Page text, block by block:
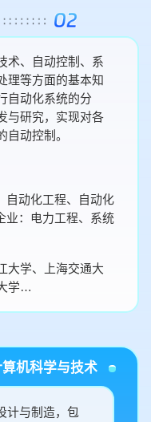
术、自动控制、系
理等方面的基本知
自动化系统的分
与研究，实现对各
自动控制。
自动化工程、自动化
业：电力工程、系统
大学、上海交通大
学…
机科学与技术
计与制造，包